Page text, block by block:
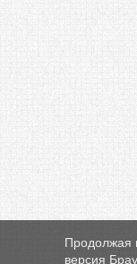
Продолжая
версия